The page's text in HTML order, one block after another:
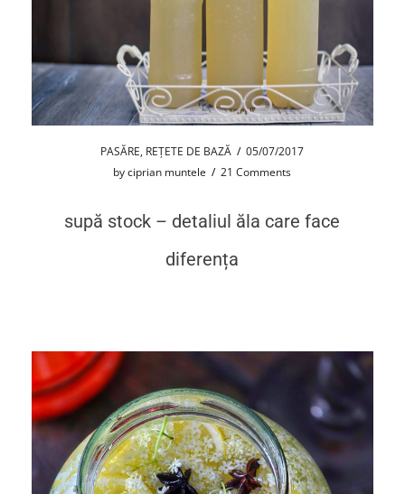
PASĂRE, REȚETE DE BAZĂ / 05/07/2017
byciprian muntele / 21 Comments
supă stock – detaliul ăla care face
diferența